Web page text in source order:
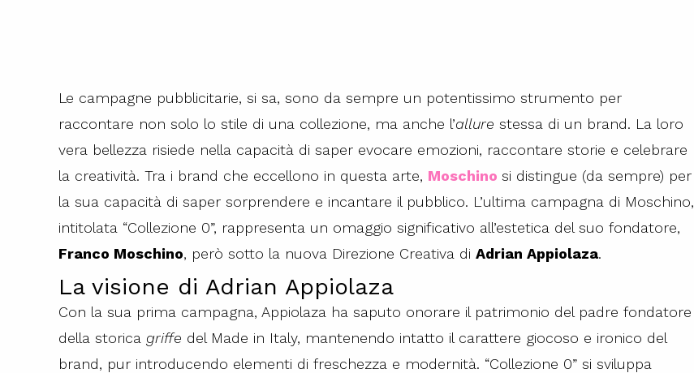
Le campagne pubblicitarie, si sa, sono da sempre un potentissimo strumento per
raccontare non solo lo stile di una collezione, ma anche l’allure stessa di un brand. La loro
vera bellezza risiede nella capacità di saper evocare emozioni, raccontare storie e celebrare
la creatività. Tra i brand che eccellono in questa arte, Moschino si distingue (da sempre) per
la sua capacità di saper sorprendere e incantare il pubblico. L’ultima campagna di Moschino,
intitolata “Collezione 0”, rappresenta un omaggio significativo all’estetica del suo fondatore,
Franco Moschino, però sotto la nuova Direzione Creativa di Adrian Appiolaza.
La visione di Adrian Appiolaza
Con la sua prima campagna, Appiolaza ha saputo onorare il patrimonio del padre fondatore
della storica griffe del Made in Italy, mantenendo intatto il carattere giocoso e ironico del
brand, pur introducendo elementi di freschezza e modernità. “Collezione 0” si sviluppa